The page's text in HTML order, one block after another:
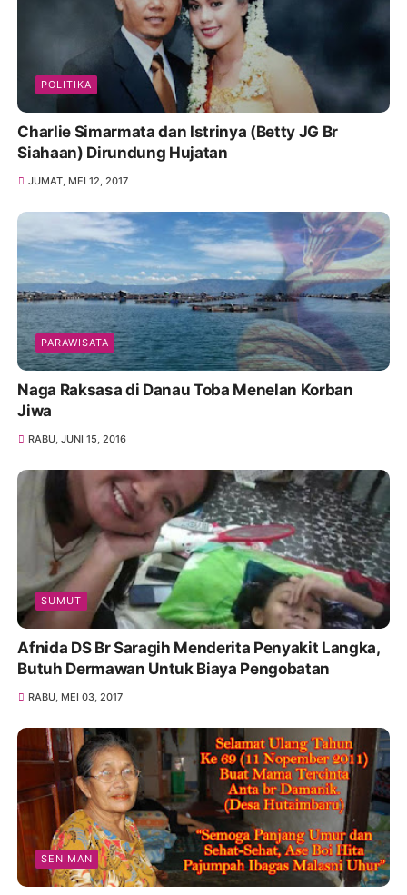
POLITIKA
Charlie Simarmata dan Istrinya (Betty JG Br
Siahaan) Dirundung Hujatan
JUMAT, MEI 12, 2017
PARAWISATA
Naga Raksasa di Danau Toba Menelan Korban
Jiwa
RABU, JUNI 15, 2016
SUMUT
Afnida DS Br Saragih Menderita Penyakit Langka,
Butuh Dermawan Untuk Biaya Pengobatan
RABU, MEI 03, 2017
SENIMAN